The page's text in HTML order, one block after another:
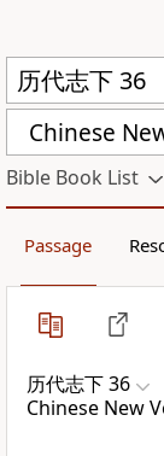
Chinese
Bible Book List
Passage
历代志下 36
Chinese New